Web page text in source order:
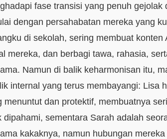
fase transisi yang penuh gejolak
dengan persahabatan mereka yang
di sekolah, sering membuat konten
mereka, dan berbagi tawa, rahasia,
Namun di balik keharmonisan itu,
internal yang terus membayangi: Lisa
menuntut dan protektif, membuatnya
dipahami, sementara Sarah adalah
kakaknya, namun hubungan